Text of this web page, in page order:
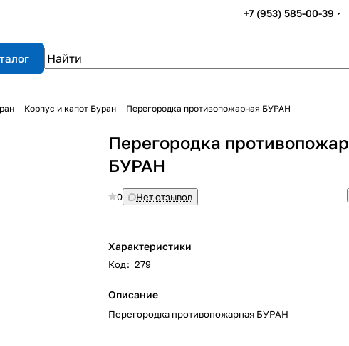
+7 (953) 585-00-39
Корпус и капот Буран Перегородка противопожарная БУРАН
Перегородка
БУРАН
0 Нет отзывов
Характеристики
Код: 279
Описание
Перегородка противопожарная БУРАН